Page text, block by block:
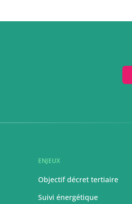
ENJEUX
Objectif décret tertiaire
Suivi énergétique